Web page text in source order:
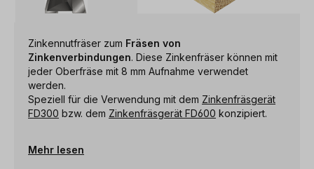
Zinkennutfräser zum Fräsen von
Zinkenverbindungen. Diese Zinkenfräser können mit
jeder Oberfräse mit 8 mm Aufnahme verwendet
werden.
Speziell für die Verwendung mit dem Zinkenfräsgerät
FD300 bzw. dem Zinkenfräsgerät FD600 konzipiert.
Mehr lesen